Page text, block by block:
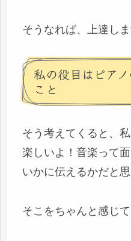
そうなれば、上達し
私の役目はピア
こと
そう考えてくると、
楽しいよ！音楽って
いかに伝えるかだと思
そこをちゃんと感じて